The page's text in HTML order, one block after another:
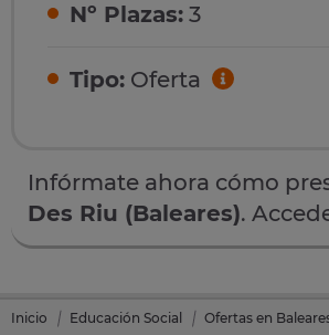
Nº Plazas: 3
Tipo: Oferta
Infórmate ahora cómo
Des Riu (Baleares).
Inicio Educación Social Ofertas en